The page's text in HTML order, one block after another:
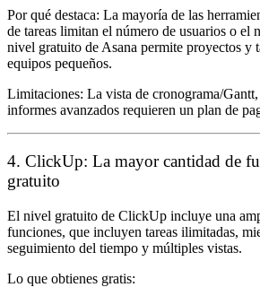
Por qué destaca: La mayoría de las
de tareas limitan el número de usuarios o el
nivel gratuito de Asana permite proyectos y
equipos pequeños.
Limitaciones: La vista de cronograma/
informes avanzados requieren un plan de
4. ClickUp: La mayor cantidad de
gratuito
El nivel gratuito de ClickUp incluye una
funciones, que incluyen tareas ilimitadas,
seguimiento del tiempo y múltiples vistas.
Lo que obtienes gratis: